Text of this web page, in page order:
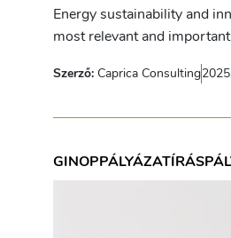
Energy sustainability and
most relevant and
Szerző: Caprica Consulting
GINOPPÁLYÁZATÍRÁS